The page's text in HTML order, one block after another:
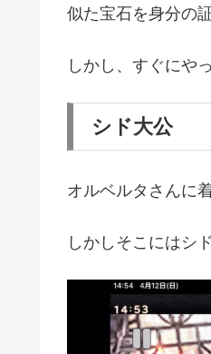
似た宝石を身分の
しかし、すぐにや
シド大公
オルベルタさんに
しかしそこにはシ